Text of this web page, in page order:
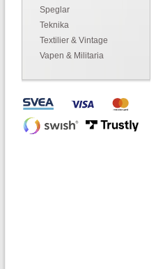
Speglar
Teknika
Textilier & Vintage
Vapen & Militaria